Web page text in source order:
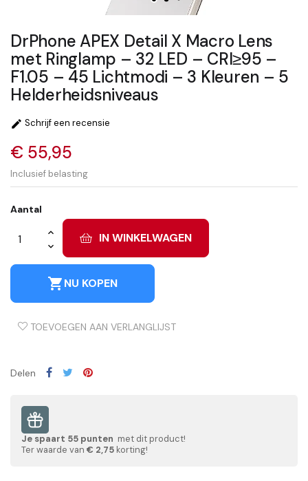
DrPhone APEX Detail X Macro Lens
met Ringlamp – 32 LED – CRI≥95 –
F1.05 – 45 Lichtmodi – 3 Kleuren – 5
Helderheidsniveaus
 Schrijf een recensie
€ 55,95
Inclusief belasting
Aantal
IN WINKELWAGEN
shopping_cartNU KOPEN
TOEVOEGEN AAN VERLANGLIJST
Delen
Je spaart 55 punten met dit product!
Ter waarde van € 2,75 korting!